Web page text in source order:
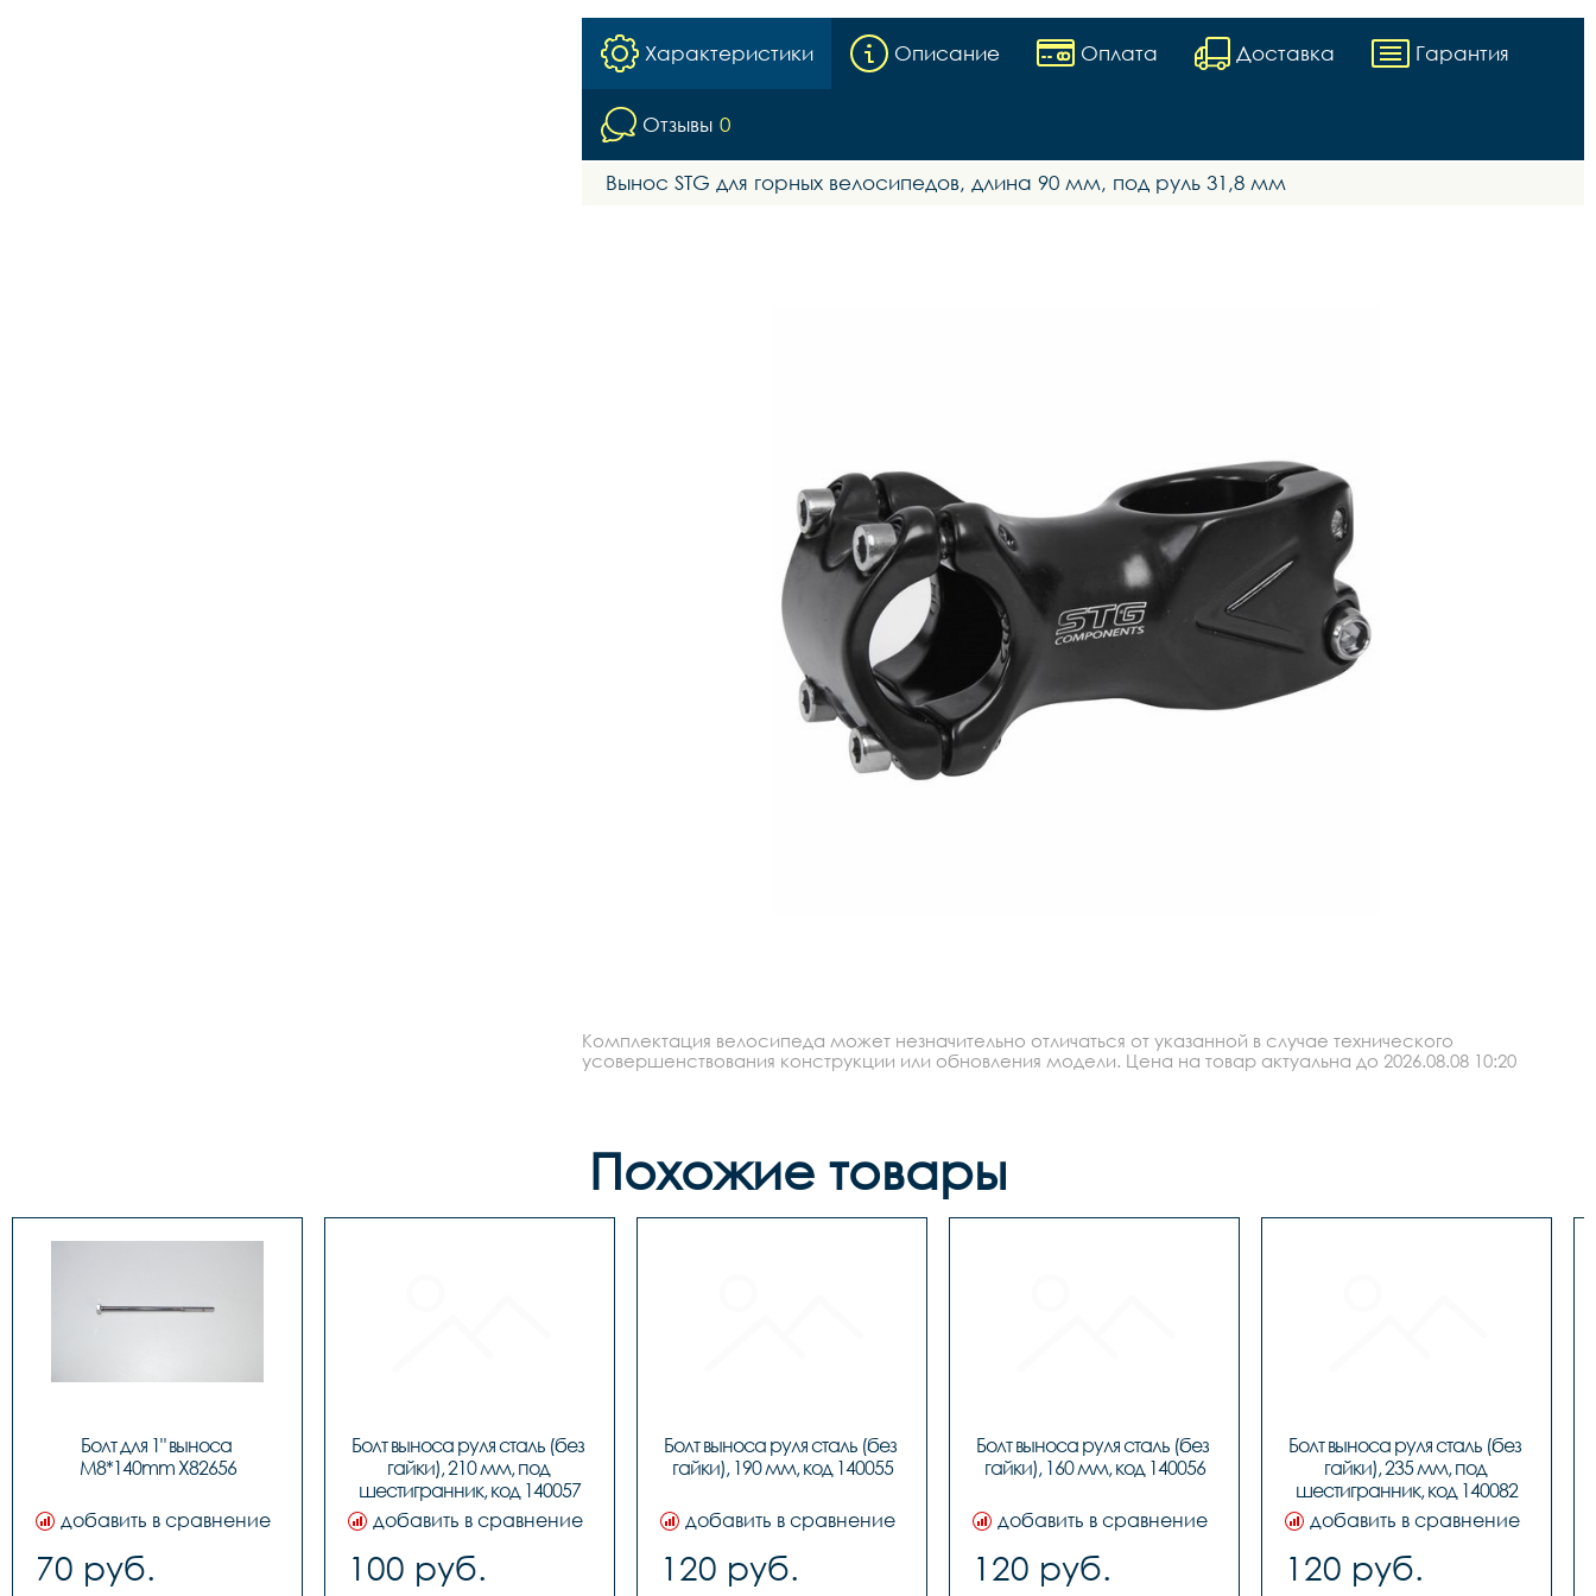
Характеристики Описание Оплата Доставка Гарантия
Отзывы 0
Вынос STG для горных велосипедов, длина 90 мм, под руль 31,8 мм
Комплектация велосипеда может незначительно отличаться от указанной в случае технического
усовершенствования конструкции или обновления модели. Цена на товар актуальна до 2026.08.08 10:20
Похожие товары
Болт для 1" выноса
M8*140mm Х82656
добавить в сравнение
70 руб.
Болт выноса руля сталь (без
гайки), 210 мм, под
шестигранник, код 140057
добавить в сравнение
100 руб.
Болт выноса руля сталь (без
гайки), 190 мм, код 140055
добавить в сравнение
120 руб.
Болт выноса руля сталь (без
гайки), 160 мм, код 140056
добавить в сравнение
120 руб.
Болт выноса руля сталь (без
гайки), 235 мм, под
шестигранник, код 140082
добавить в сравнение
120 руб.